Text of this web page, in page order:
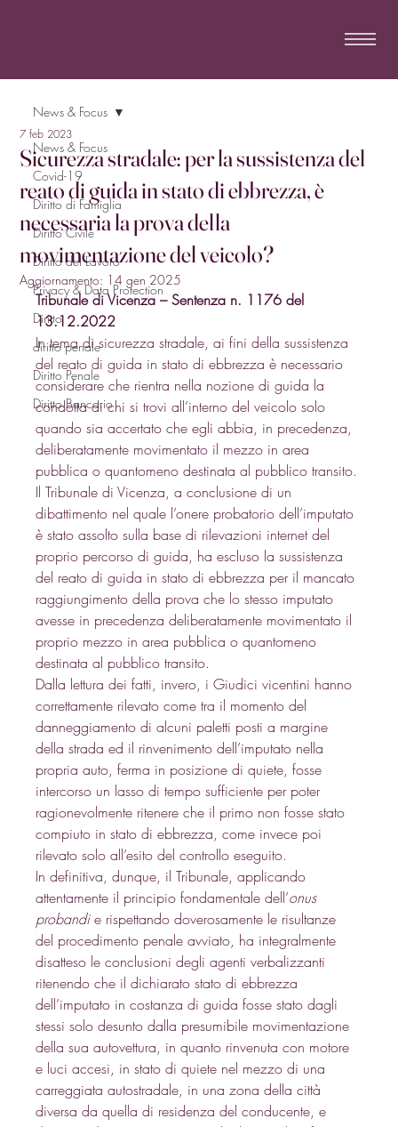
News & Focus
Covid-19
Diritto di Famiglia
Diritto Civile
Diritto del Lavoro
Privacy & Data Protection
Diritto
diritto penale
Diritto Penale
Diritto Bancario
News & Focus
Sicurezza stradale: per la sussistenza del
reato di guida in stato di ebbrezza, è
necessaria la prova della
movimentazione del veicolo?
7 feb 2023
Aggiornamento: 14 gen 2025
Tribunale di Vicenza – Sentenza n. 1176 del
13.12.2022
In tema di sicurezza stradale, ai fini della sussistenza
del reato di guida in stato di ebbrezza è necessario
considerare che rientra nella nozione di guida la
condotta di chi si trovi all’interno del veicolo solo
quando sia accertato che egli abbia, in precedenza,
deliberatamente movimentato il mezzo in area
pubblica o quantomeno destinata al pubblico transito.
Il Tribunale di Vicenza, a conclusione di un
dibattimento nel quale l’onere probatorio dell’imputato
è stato assolto sulla base di rilevazioni internet del
proprio percorso di guida, ha escluso la sussistenza
del reato di guida in stato di ebbrezza per il mancato
raggiungimento della prova che lo stesso imputato
avesse in precedenza deliberatamente movimentato il
proprio mezzo in area pubblica o quantomeno
destinata al pubblico transito.
Dalla lettura dei fatti, invero, i Giudici vicentini hanno
correttamente rilevato come tra il momento del
danneggiamento di alcuni paletti posti a margine
della strada ed il rinvenimento dell’imputato nella
propria auto, ferma in posizione di quiete, fosse
intercorso un lasso di tempo sufficiente per poter
ragionevolmente ritenere che il primo non fosse stato
compiuto in stato di ebbrezza, come invece poi
rilevato solo all’esito del controllo eseguito.
In definitiva, dunque, il Tribunale, applicando
attentamente il principio fondamentale dell’onus
probandi e rispettando doverosamente le risultanze
del procedimento penale avviato, ha integralmente
disatteso le conclusioni degli agenti verbalizzanti
ritenendo che il dichiarato stato di ebbrezza
dell’imputato in costanza di guida fosse stato dagli
stessi solo desunto dalla presumibile movimentazione
della sua autovettura, in quanto rinvenuta con motore
e luci accesi, in stato di quiete nel mezzo di una
carreggiata autostradale, in una zona della città
diversa da quella di residenza del conducente, e